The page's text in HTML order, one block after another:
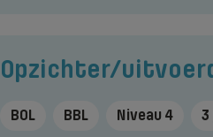
Opzichter/
BOL BBL Niveau 4 3